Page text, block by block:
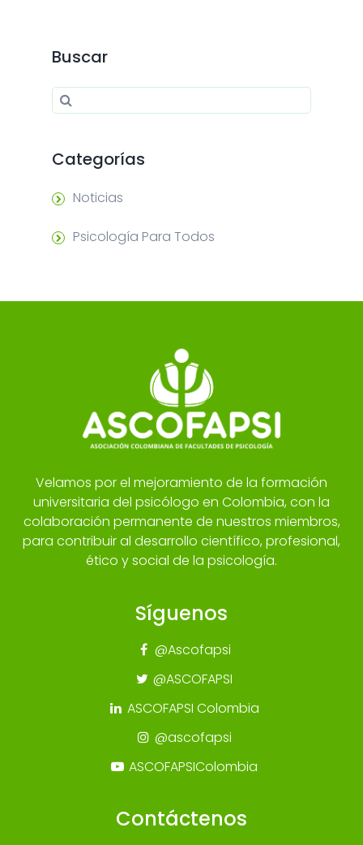
Buscar
Search for:
Categorías
Noticias
Psicología Para Todos
Velamos por el mejoramiento de la formación
universitaria del psicólogo en Colombia, con la
colaboración permanente de nuestros miembros,
para contribuir al desarrollo científico, profesional,
ético y social de la psicología.
Síguenos
@Ascofapsi
@ASCOFAPSI
ASCOFAPSI Colombia
@ascofapsi
ASCOFAPSIColombia
Contáctenos